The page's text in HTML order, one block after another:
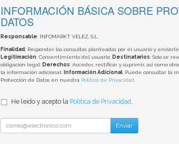
INFORMACIÓN BÁSICA SOBRE
DATOS
Responsable: INFOMARKT VELEZ, S.L.
Finalidad: Responder las consultas planteadas por el usuario y
Legitimación: Consentimiento del usuario; Destinatarios: Solo se
obligación legal; Derechos: Acceder, rectificar y suprimir, así como
la información adicional;
Información Adicional: Puede consultar la
Protección de Datos en nuestra Política de Privacidad.
He leído y acepto la Política de Privacidad.
Enviar